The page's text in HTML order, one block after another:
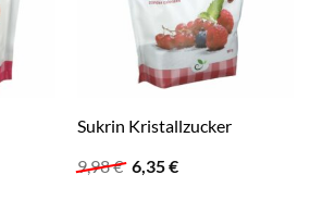
Sukrin Kristallzucker
9,98€ Ursprünglicher
6,35€Aktueller